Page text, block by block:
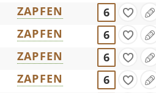
ZAPFEN
6
ZAPFEN
6
ZAPFEN
6
ZAPFEN
6